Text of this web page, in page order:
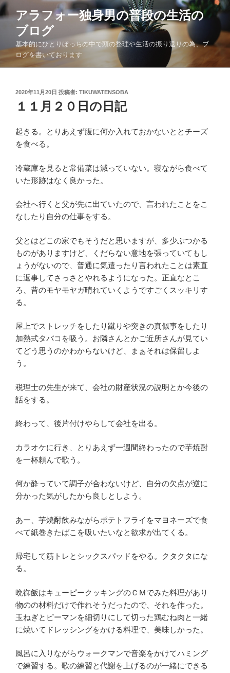
コ
ン
へ
アラフォー独身男の普段の生活の
ブログ
基本的にひとりぼっちの中で頭の整理や生活の振り返りの為、ブ
ログを書いております
投
稿
日:
2020年11月20日 投稿者: TIKUWATENSOBA
１１月２０日の日記
起きる。とりあえず腹に何か入れておかないととチーズ
を食べる。
冷蔵庫を見ると常備菜は減っていない。寝ながら食べて
いた形跡はなく良かった。
会社へ行くと父が先に出ていたので、言われたことをこ
なしたり自分の仕事をする。
父とはどこの家でもそうだと思いますが、多少ぶつかる
ものがありますけど、くだらない意地を張っていてもし
ょうがないので、普通に気遣ったり言われたことは素直
に返事してさっさとやれるようになった。正直なとこ
ろ、昔のモヤモヤガ晴れていくようですごくスッキリす
る。
屋上でストレッチをしたり蹴りや突きの真似事をしたり
加熱式タバコを吸う。お隣さんとかご近所さんが見てい
てどう思うのかわからないけど、まぁそれは保留しよ
う。
税理士の先生が来て、会社の財産状況の説明とか今後の
話をする。
終わって、後片付けやらして会社を出る。
カラオケに行き、とりあえず一週間終わったので芋焼酎
を一杯頼んで歌う。
何か酔っていて調子が合わないけど、自分の欠点が逆に
分かった気がしたから良しとしよう。
あー、芋焼酎飲みながらポテトフライをマヨネーズで食
べて紙巻きたばこを吸いたいなと欲求が出てくる。
帰宅して筋トレとシックスパッドをやる。クタクタにな
る。
晩御飯はキューピークッキングのＣＭでみた料理があり
物のの材料だけで作れそうだったので、それを作った。
玉ねぎとピーマンを細切りにして切った鶏むね肉と一緒
に焼いてドレッシングをかける料理で、美味しかった。
風呂に入りながらウォークマンで音楽をかけてハミング
で練習する。歌の練習と代謝を上げるのが一緒にできる